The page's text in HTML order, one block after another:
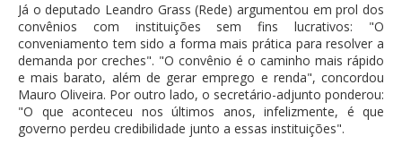
Já o deputado Leandro Grass (Rede) argumentou em prol dos
convênios com instituições sem fins lucrativos: "O
conveniamento tem sido a forma mais prática para resolver a
demanda por creches". "O convênio é o caminho mais rápido
e mais barato, além de gerar emprego e renda", concordou
Mauro Oliveira. Por outro lado, o secretário-adjunto ponderou:
"O que aconteceu nos últimos anos, infelizmente, é que
governo perdeu credibilidade junto a essas instituições".